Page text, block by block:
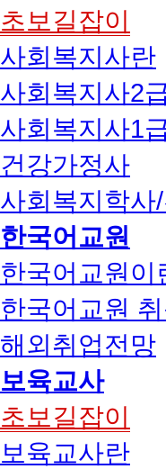
초보길잡이
사회복지사란
사회복지사2
사회복지사1
건강가정사
사회복지학사
한국어교원
한국어교원이
한국어교원
해외취업전망
보육교사
초보길잡이
보육교사란